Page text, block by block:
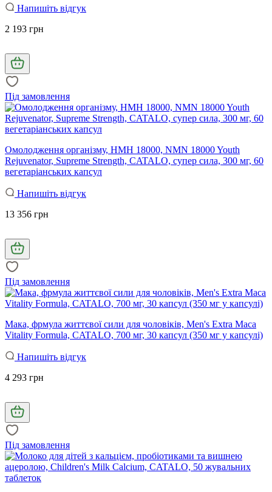
Напишіть відгук
2 193 грн
Під замовлення
Омолодження організму, НМН 18000, NMN 18000 Youth
Rejuvenator, Supreme Strength, CATALO, супер сила, 300 мг, 60
вегетаріанських капсул
Напишіть відгук
13 356 грн
Під замовлення
Мака, фрмула життєвої сили для чоловіків, Men's Extra Maca
Vitality Formula, CATALO, 700 мг, 30 капсул (350 мг у капсулі)
Напишіть відгук
4 293 грн
Під замовлення